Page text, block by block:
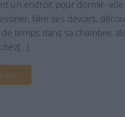
un endroit pour dormir-
faire ses devoirs,
temps dans sa chambre,